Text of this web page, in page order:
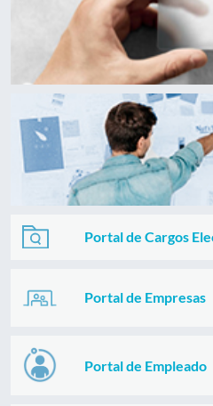
Portal de Cargos
Portal de Empresas
Portal de Empleado